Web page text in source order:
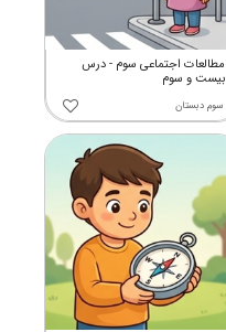
مطالعات اجتماعی سوم - درس
بیست و سوم
سوم دبستان